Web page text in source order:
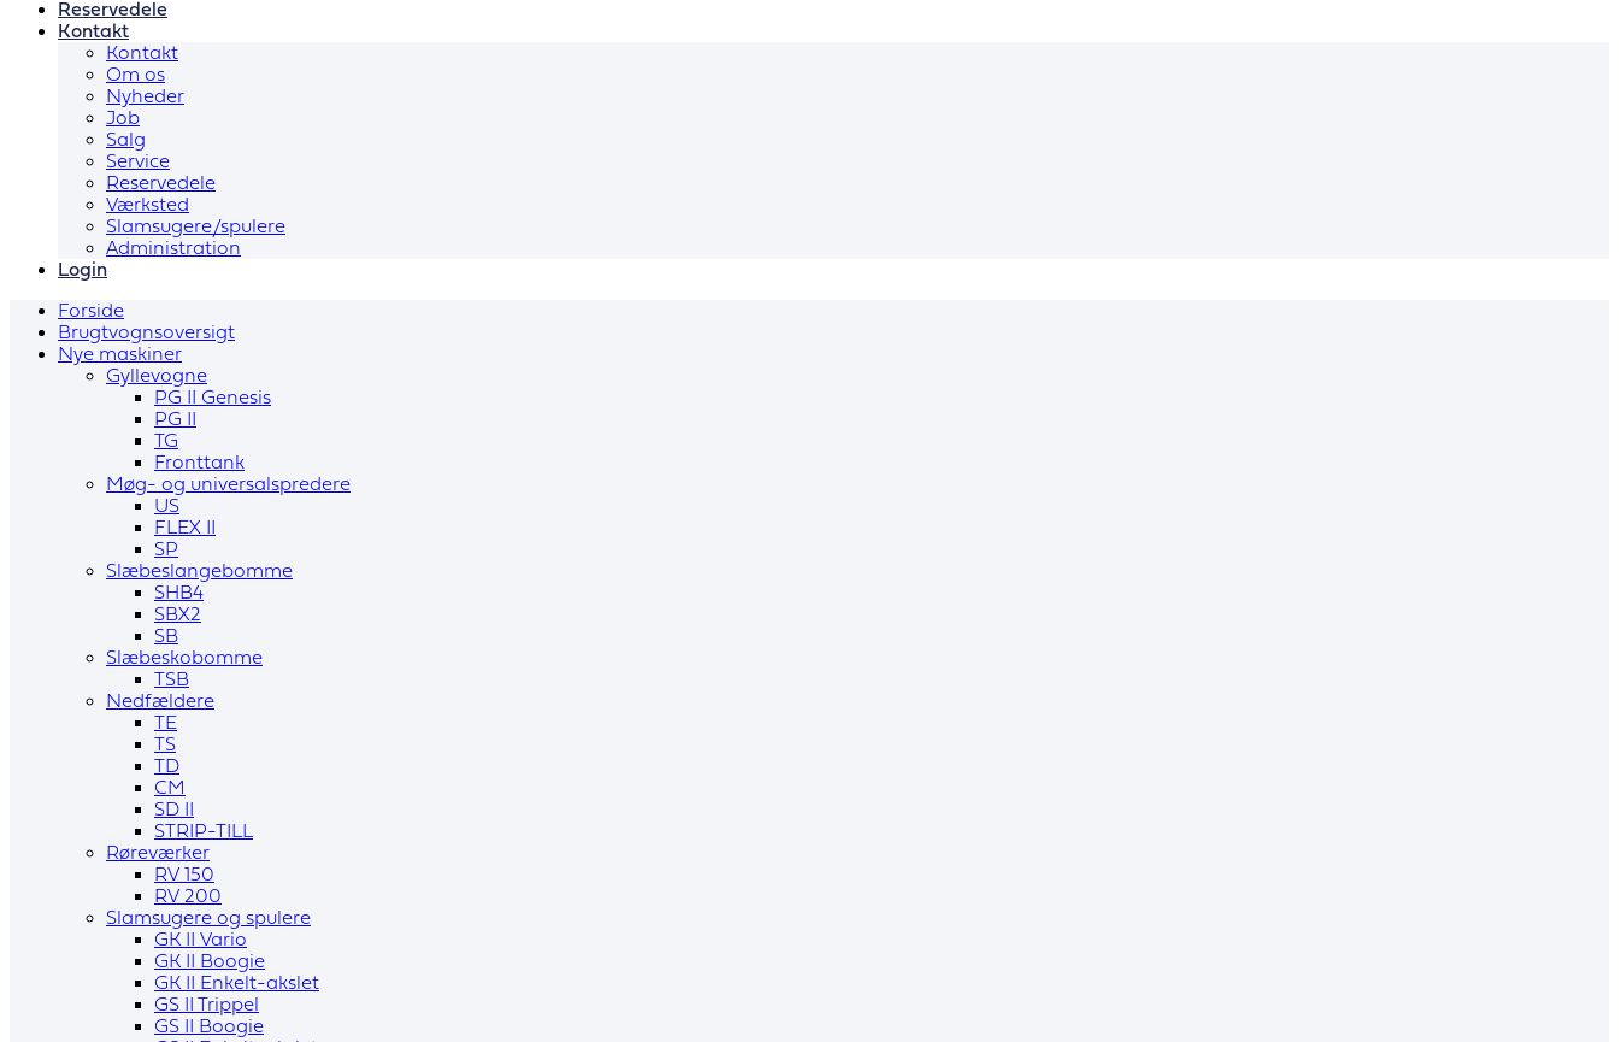
Reservedele
Kontakt
Kontakt
Om os
Nyheder
Job
Salg
Service
Reservedele
Værksted
Slamsugere/spulere
Administration
Login
Forside
Brugtvognsoversigt
Nye maskiner
Gyllevogne
PG II Genesis
PG II
TG
Fronttank
Møg- og universalspredere
US
FLEX II
SP
Slæbeslangebomme
SHB4
SBX2
SB
Slæbeskobomme
TSB
Nedfældere
TE
TS
TD
CM
SD II
STRIP-TILL
Røreværker
RV 150
RV 200
Slamsugere og spulere
GK II Vario
GK II Boogie
GK II Enkelt-akslet
GS II Trippel
GS II Boogie